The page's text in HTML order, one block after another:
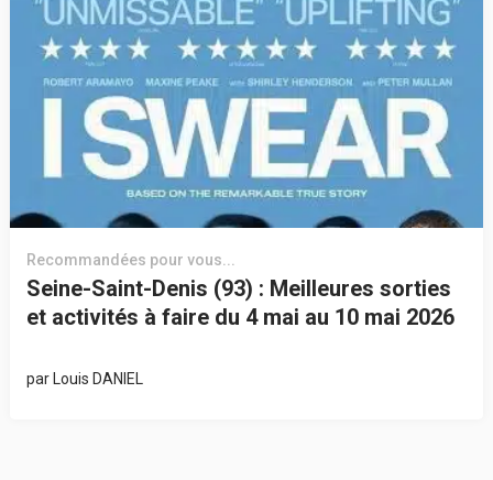
Recommandées pour vous...
Seine-Saint-Denis (93) : Meilleures sorties
et activités à faire du 4 mai au 10 mai 2026
par Louis DANIEL